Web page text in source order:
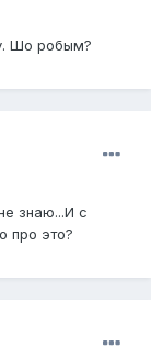
Шо робым?
знаю...И с
про это?